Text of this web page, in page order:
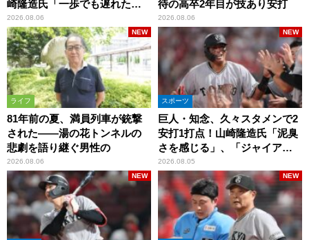
崎隆造氏「一歩でも遅れた
ら…」
2026.08.06
待の高卒2年目が技あり安打
2026.08.06
ライフ
81年前の夏、満員列車が銃撃
された――湯の花トンネルの
悲劇を語り継ぐ男性の
2026.08.06
NEW
スポーツ
巨人・知念、久々スタメンで2
安打1打点！山崎隆造氏「泥臭
さを感じる」、「ジャイアン
ツには少ないタイプ」
2026.08.05
NEW
NEW NEW